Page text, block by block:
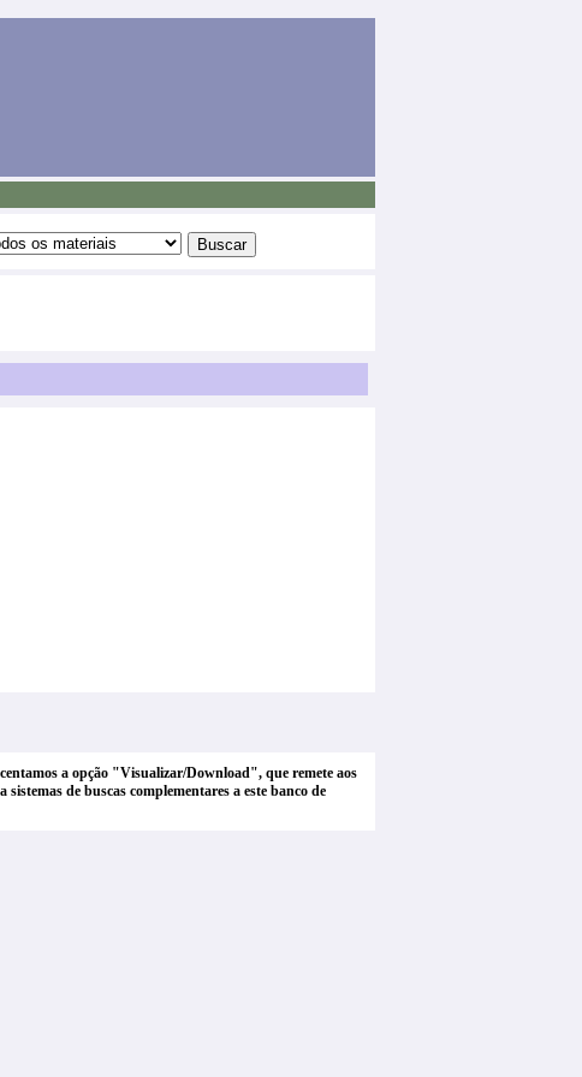
a opção "Visualizar/Download", que remete aos
de buscas complementares a este banco de